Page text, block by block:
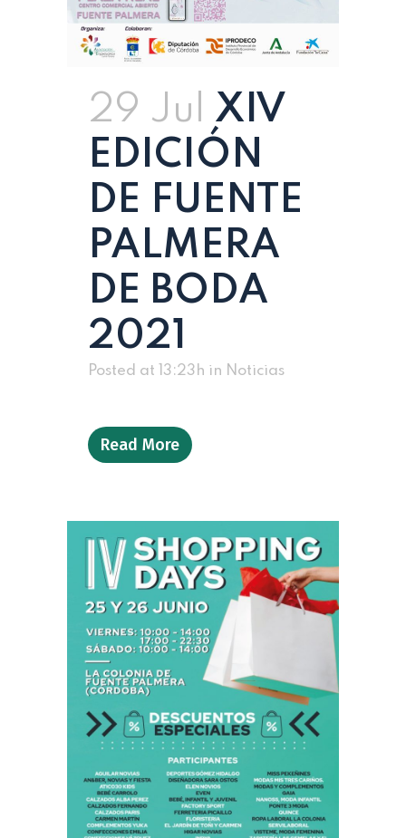
29 Jul XIV
EDICIÓN
DE FUENTE
PALMERA
DE BODA
2021
Posted at 13:23h in Noticias
Read More